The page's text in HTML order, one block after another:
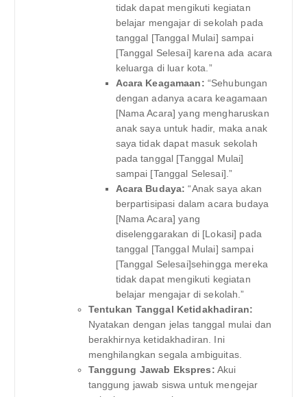
tidak dapat mengikuti kegiatan
belajar mengajar di sekolah pada
tanggal [Tanggal Mulai] sampai
[Tanggal Selesai] karena ada acara
keluarga di luar kota.”
Acara Keagamaan: “Sehubungan
dengan adanya acara keagamaan
[Nama Acara] yang mengharuskan
anak saya untuk hadir, maka anak
saya tidak dapat masuk sekolah
pada tanggal [Tanggal Mulai]
sampai [Tanggal Selesai].”
Acara Budaya: “Anak saya akan
berpartisipasi dalam acara budaya
[Nama Acara] yang
diselenggarakan di [Lokasi] pada
tanggal [Tanggal Mulai] sampai
[Tanggal Selesai]sehingga mereka
tidak dapat mengikuti kegiatan
belajar mengajar di sekolah.”
Tentukan Tanggal Ketidakhadiran:
Nyatakan dengan jelas tanggal mulai dan
berakhirnya ketidakhadiran. Ini
menghilangkan segala ambiguitas.
Tanggung Jawab Ekspres: Akui
tanggung jawab siswa untuk mengejar